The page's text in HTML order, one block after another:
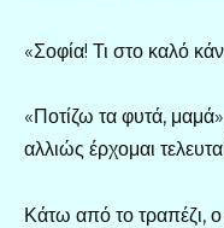
«Σοφία! Τι στο καλό
«Ποτίζω τα φυτά,
αλλιώς έρχομαι
Κάτω από το τραπέζι,